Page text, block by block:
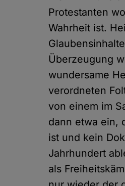
Protestanten
Wahrheit ist.
Überzeugung
wundersame
verordneten
von einem im
dann etwa ein,
ist und kein
Jahrhundert
als